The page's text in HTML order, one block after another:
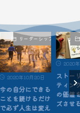
ビジネス
2020年7月29日
ストーリーマーケ
ティングであなた
の価値をマネタイ
ズさせる手法
2018
自分の
れない
のため